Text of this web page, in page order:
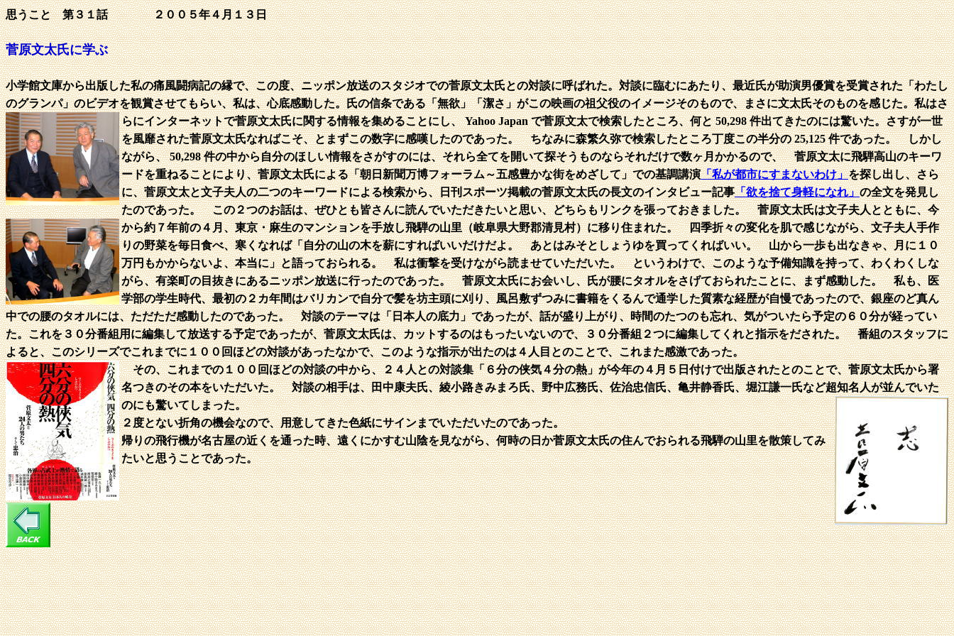
思うこと 第３１話 ２００５年４月１３日
菅原文太氏に学ぶ
小学館文庫から出版した私の痛風闘病記の縁で、この度、ニッポン放送のスタジオでの菅原文太氏との対談に呼ばれた。対談に臨むにあたり、最近氏が助演男優賞を受賞された「わたし
のグランパ」のビデオを観賞させてもらい、私は、心底感動した。氏の信条である「無欲」「潔さ」がこの映画の祖父役のイメージそのもので、まさに文太氏そのものを感じた。私はさ
らにインターネットで菅原文太氏に関する情報を集めることにし、 Yahoo Japan で菅原文太で検索したところ、何と 50,298 件出てきたのには驚いた。さすが一世
を風靡された菅原文太氏なればこそ、とまずこの数字に感嘆したのであった。 ちなみに森繁久弥で検索したところ丁度この半分の 25,125 件であった。 しかし
ながら、 50,298 件の中から自分のほしい情報をさがすのには、それら全てを開いて探そうものならそれだけで数ヶ月かかるので、 菅原文太に飛騨高山のキーワ
ードを重ねることにより、菅原文太氏による「朝日新聞万博フォーラム～五感豊かな街をめざして」での基調講演「私が都市にすまないわけ」を探し出し、さら
に、菅原文太と文子夫人の二つのキーワードによる検索から、日刊スポーツ掲載の菅原文太氏の長文のインタビュー記事「欲を捨て身軽になれ」の全文を発見し
たのであった。 この２つのお話は、ぜひとも皆さんに読んでいただきたいと思い、どちらもリンクを張っておきました。 菅原文太氏は文子夫人とともに、今
から約７年前の４月、東京・麻生のマンションを手放し飛騨の山里（岐阜県大野郡清見村）に移り住まれた。 四季折々の変化を肌で感じながら、文子夫人手作
りの野菜を毎日食べ、寒くなれば「自分の山の木を薪にすればいいだけだよ。 あとはみそとしょうゆを買ってくればいい。 山から一歩も出なきゃ、月に１０
万円もかからないよ、本当に」と語っておられる。 私は衝撃を受けながら読ませていただいた。 というわけで、このような予備知識を持って、わくわくしな
がら、有楽町の目抜きにあるニッポン放送に行ったのであった。 菅原文太氏にお会いし、氏が腰にタオルをさげておられたことに、まず感動した。 私も、医
学部の学生時代、最初の２カ年間はバリカンで自分で髪を坊主頭に刈り、風呂敷ずつみに書籍をくるんで通学した質素な経歴が自慢であったので、銀座のど真ん
中での腰のタオルには、ただただ感動したのであった。 対談のテーマは「日本人の底力」であったが、話が盛り上がり、時間のたつのも忘れ、気がついたら予定の６０分が経ってい
た。これを３０分番組用に編集して放送する予定であったが、菅原文太氏は、カットするのはもったいないので、３０分番組２つに編集してくれと指示をだされた。 番組のスタッフに
よると、このシリーズでこれまでに１００回ほどの対談があったなかで、このような指示が出たのは４人目とのことで、これまた感激であった。
その、これまでの１００回ほどの対談の中から、２４人との対談集「６分の侠気４分の熱」が今年の４月５日付けで出版されたとのことで、菅原文太氏から署
名つきのその本をいただいた。 対談の相手は、田中康夫氏、綾小路きみまろ氏、野中広務氏、佐治忠信氏、亀井静香氏、堀江謙一氏など超知名人が並んでいた
のにも驚いてしまった。
２度とない折角の機会なので、用意してきた色紙にサインまでいただいたのであった。
帰りの飛行機が名古屋の近くを通った時、遠くにかすむ山陰を見ながら、何時の日か菅原文太氏の住んでおられる飛騨の山里を散策してみ
たいと思うことであった。